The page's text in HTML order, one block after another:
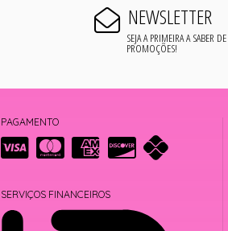
NEWSLETTER
SEJA A PRIMEIRA A SABER
PROMOÇÕES!
PAGAMENTO
SERVIÇOS FINANCEIROS